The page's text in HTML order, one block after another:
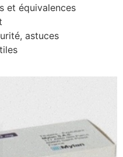
et équivalences
astuces